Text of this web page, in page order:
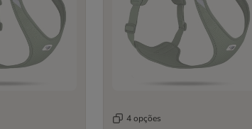
4 opções